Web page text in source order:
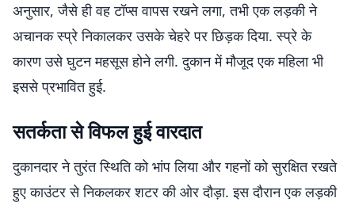
अनुसार, जैसे ही वह टॉप्स वापस रखने लगा, तभी एक लड़की ने
अचानक स्प्रे निकालकर उसके चेहरे पर छिड़क दिया. स्प्रे के
कारण उसे घुटन महसूस होने लगी. दुकान में मौजूद एक महिला भी
इससे प्रभावित हुई.
सतर्कता से विफल हुई वारदात
दुकानदार ने तुरंत स्थिति को भांप लिया और गहनों को सुरक्षित रखते
हुए काउंटर से निकलकर शटर की ओर दौड़ा. इस दौरान एक लड़की